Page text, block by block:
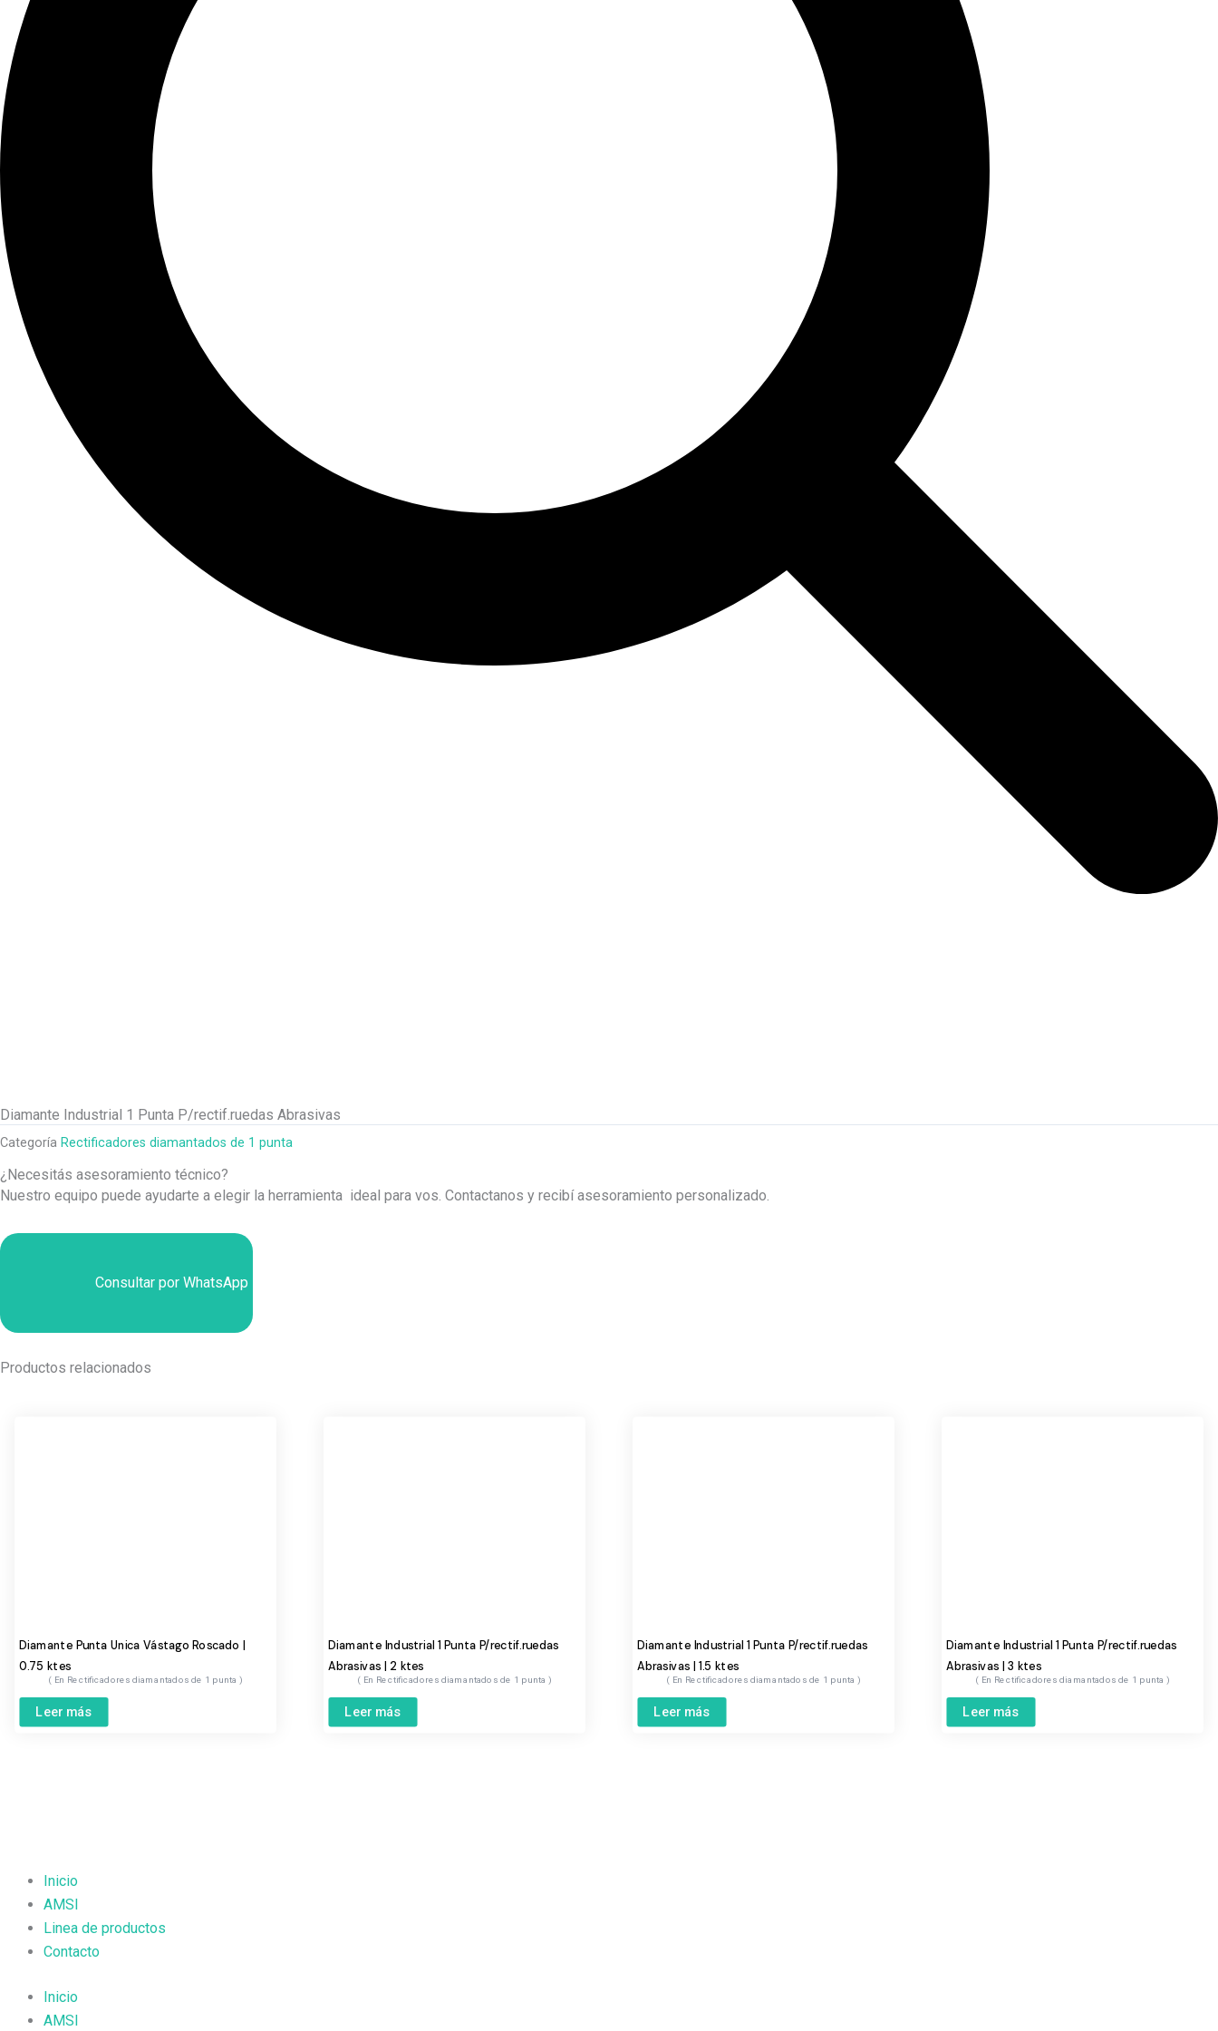
Diamante Industrial 1 Punta P/rectif.ruedas Abrasivas
Categoría Rectificadores diamantados de 1 punta
¿Necesitás asesoramiento técnico?
Nuestro equipo puede ayudarte a elegir la herramienta ideal para vos. Contactanos y recibí asesoramiento personalizado.
Consultar por WhatsApp
Productos relacionados
Diamante Punta Unica Vástago Roscado |
0.75 ktes
Rectificadores diamantados de 1 punta
Leer más
Diamante Industrial 1 Punta P/rectif.ruedas
Abrasivas | 2 ktes
Rectificadores diamantados de 1 punta
Leer más
Diamante Industrial 1 Punta P/rectif.ruedas
Abrasivas | 1.5 ktes
Rectificadores diamantados de 1 punta
Leer más
Diamante Industrial 1 Punta P/rectif.ruedas
Abrasivas | 3 ktes
Rectificadores diamantados de 1 punta
Leer más
Inicio
AMSI
Linea de productos
Contacto
Inicio
AMSI